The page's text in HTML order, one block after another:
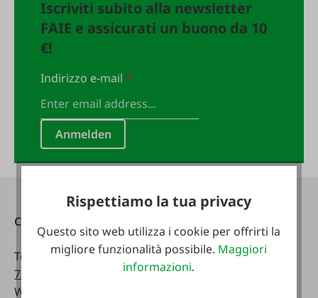
Iscriviti subito alla newsletter
FAIE e assicurati un buono da 10
€!
Indirizzo e-mail*
Anmelden
Contatti
Telefono:0043 7672
716-0
WhatsApp:
telefonicamente:
Lunedì - venerdì:
Rispettiamo la tua privacy
Questo sito web utilizza i cookie per offrirti la
migliore funzionalità possibile. Maggiori
informazioni.